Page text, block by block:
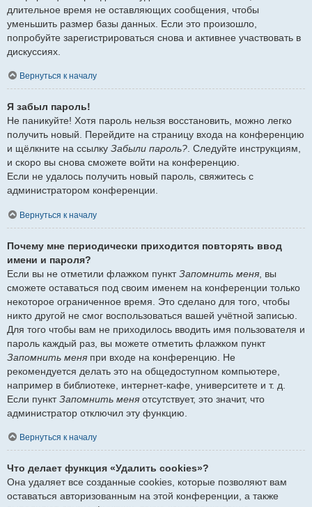
длительное время не оставляющих сообщения, чтобы
уменьшить размер базы данных. Если это произошло,
попробуйте зарегистрироваться снова и активнее участвовать в
дискуссиях.
Вернуться к началу
Я забыл пароль!
Не паникуйте! Хотя пароль нельзя восстановить, можно легко
получить новый. Перейдите на страницу входа на конференцию
и щёлкните на ссылку Забыли пароль?. Следуйте инструкциям,
и скоро вы снова сможете войти на конференцию.
Если не удалось получить новый пароль, свяжитесь с
администратором конференции.
Вернуться к началу
Почему мне периодически приходится повторять ввод
имени и пароля?
Если вы не отметили флажком пунктЗапомнить меня , вы
сможете оставаться под своим именем на конференции только
некоторое ограниченное время. Это сделано для того, чтобы
никто другой не смог воспользоваться вашей учётной записью.
Для того чтобы вам не приходилось вводить имя пользователя и
пароль каждый раз, вы можете отметить флажком пункт
Запомнить меня при входе на конференцию. Не
рекомендуется делать это на общедоступном компьютере,
например в библиотеке, интернет-кафе, университете и т. д.
Если пунктЗапомнить меня отсутствует, это значит, что
администратор отключил эту функцию.
Вернуться к началу
Что делает функция «Удалить cookies»?
Она удаляет все созданные cookies, которые позволяют вам
оставаться авторизованным на этой конференции, а также